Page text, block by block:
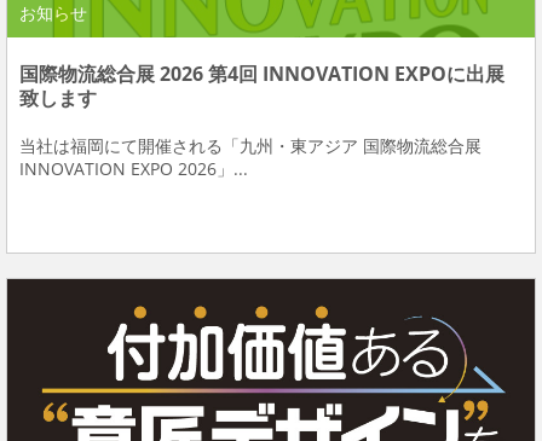
お知らせ
国際物流総合展 2026 第4回 INNOVATION EXPOに出展
致します
当社は福岡にて開催される「九州・東アジア 国際物流総合展
INNOVATION EXPO 2026」...